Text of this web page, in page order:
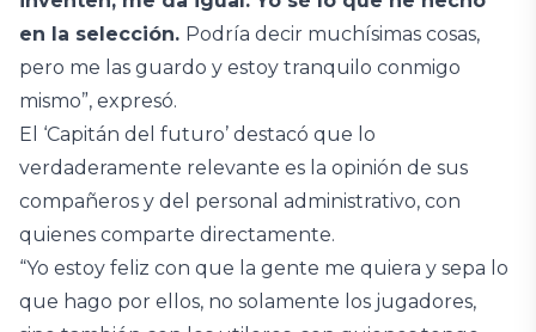
en la selección. Podría decir muchísimas cosas,
pero me las guardo y estoy tranquilo conmigo
mismo”, expresó.
El ‘Capitán del futuro’ destacó que lo
verdaderamente relevante es la opinión de sus
compañeros y del personal administrativo, con
quienes comparte directamente.
“Yo estoy feliz con que la gente me quiera y sepa lo
que hago por ellos, no solamente los jugadores,